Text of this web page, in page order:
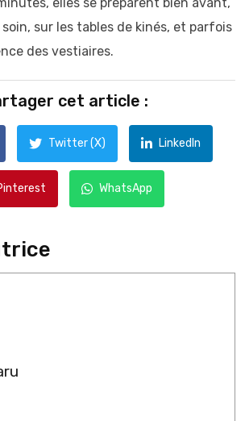
sur les tables de kinés, et parfois
des vestiaires.
cet article :
Twitter (X) LinkedIn
WhatsApp